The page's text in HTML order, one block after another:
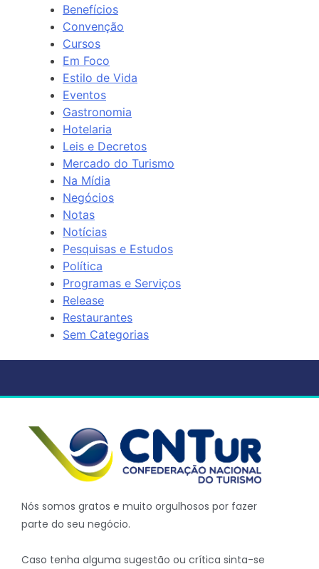
Benefícios
Convenção
Cursos
Em Foco
Estilo de Vida
Eventos
Gastronomia
Hotelaria
Leis e Decretos
Mercado do Turismo
Na Mídia
Negócios
Notas
Notícias
Pesquisas e Estudos
Política
Programas e Serviços
Release
Restaurantes
Sem Categorias
Nós somos gratos e muito orgulhosos por fazer
parte do seu negócio.
Caso tenha alguma sugestão ou crítica sinta-se